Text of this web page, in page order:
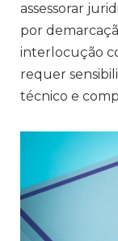
assessorar
por
interlocução
requer
técnico e